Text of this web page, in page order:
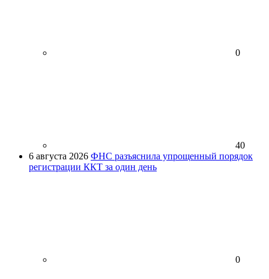
0
40
6 августа 2026 ФНС разъяснила упрощенный порядок
регистрации ККТ за один день
0